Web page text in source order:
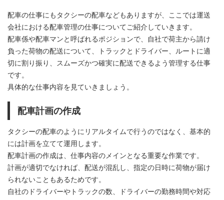
配車の仕事にもタクシーの配車などもありますが、ここでは運送
会社における配車管理の仕事についてご紹介していきます。
配車係や配車マンと呼ばれるポジションで、自社で荷主から請け
負った荷物の配送について、トラックとドライバー、ルートに適
切に割り振り、スムーズかつ確実に配送できるよう管理する仕事
です。
具体的な仕事内容を見ていきましょう。
配車計画の作成
タクシーの配車のようにリアルタイムで行うのではなく、基本的
には計画を立てて運用します。
配車計画の作成は、仕事内容のメインとなる重要な作業です。
計画が適切でなければ、配送が混乱し、指定の日時に荷物が届け
られないこともあるためです。
自社のドライバーやトラックの数、ドライバーの勤務時間や対応